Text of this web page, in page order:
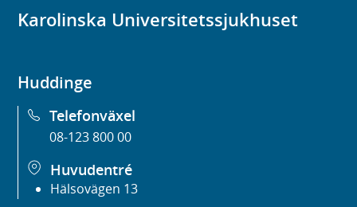
Karolinska Universitetssjukhuset
Huddinge
Telefonväxel
08-123 800 00
Huvudentré
Hälsovägen 13